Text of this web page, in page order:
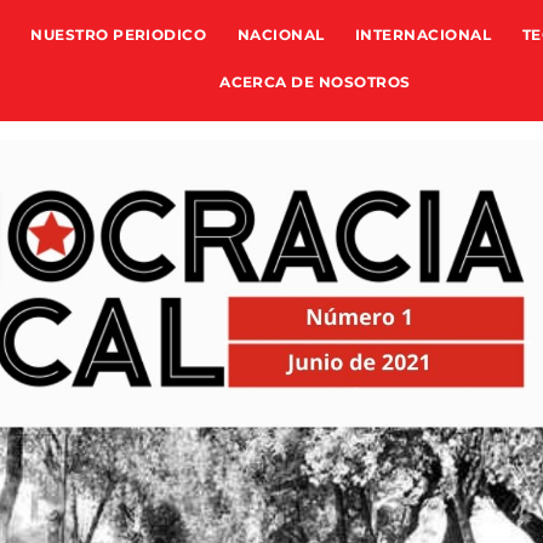
NUESTRO PERIODICO NACIONAL INTERNACIONAL
ACERCA DE NOSOTROS